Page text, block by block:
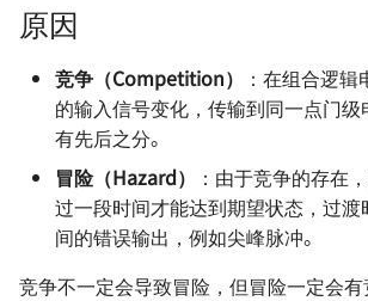
索
板
RobotCtrl_Power - 电源供电
Flip - 基于全志 F1C200s 的
Linux 开发板
OSD335x 最小系统的设计
A 双电机驱动 🚧
AirForce - 充满灵性的电机驱
动模块
ZenDriver - 高性能的电机驱
电机驱动方案 - IR2104S
通信协议 - I2C
通信协议 - CAN 🚧
通信协议 - USB 🚧
通信协议 - 以太网 🚧
电源拓扑 - 开关稳压（隔离
型）
电源设计 - 开关稳压 IC（非隔
离型）
电源设计 - 自举电路
电源设计 - 纹波噪声与测量方
信号完整性 - 阻抗与电气模型
信号完整性 - 传输线 🚧
信号完整性 - 失真 🚧
信号完整性 - 串扰 🚧
电源完整性设计
射频 - 谐振电路 - 基本定义
射频 - 谐振电路 - 无损组件的
共振
射频 - 谐振电路 - 负载 Q 值
射频 - S 参数
AD 基本操作 - 原理图绘制
AD 基本操作 - 多板系统设计
AD 使用 Git 的注意事项
函数思想在电路设计中的应用
OrCAD 配置与技巧
半导
Level
ATE Mixed Signal Test
DAC -
and
ATE Coding Syntax
原因
竞争（Competition）
：在组合逻
的输入信号变化，传输到同一点门
有先后之分。
冒险（Hazard）
：由于竞争的存在
过一段时间才能达到期望状态，过
间的错误输出，例如尖峰脉冲。
竞争不一定会导致冒险，但冒险一定会有